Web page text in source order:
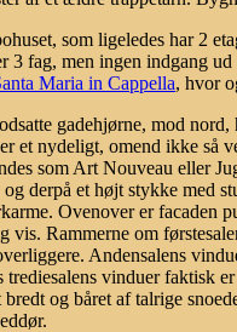
som ligeledes har 2
3 fag, men ingen indgang
Maria in Cappella, hvor
gadehjørne, mod
et nydeligt, omend ikke så
som Art Nouveau eller
derpå et højt stykke med
Ovenover er facaden
vis. Rammerne om
Andensalens
trediesalens vinduer faktisk
og båret af talrige